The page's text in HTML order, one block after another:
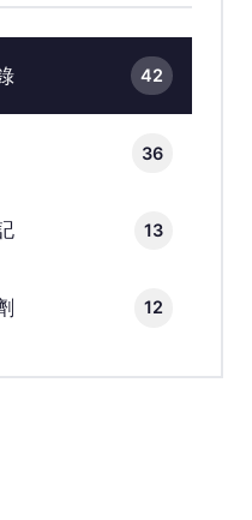
42
36
13
12